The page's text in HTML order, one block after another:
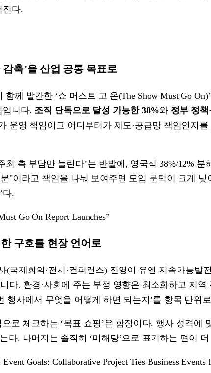
진다.
축’을 산업 공통 목표로
함께 발간한 ‘쇼 머스트 고 온(The Show Must Go
입니다. 조직 단독으로 달성 가능한 38%와 정부 정책
운영 책임이고 어디부터가 제도·공급망 책임인지
측 부담만 늘린다"는 반발에, 영국식 38%/12%
"이라고 책임을 나눠 보여주면 도입 문턱이 크게 낮
다.
Go On Report Launches”
구호를 현장 언어로
국제회의·전시·컨퍼런스) 진영이 유엔 지속가능발
다. 환경·사회에 주는 부정 영향은 최소화하고 지
행사에서 무엇을 어떻게 하면 되는지’를 항목 단위
로 체크하는 ‘목표 쇼핑’은 함정이다. 행사 성격에
다. 나머지는 솔직히 ‘미해당’으로 표기하는 편이
Goals: Collaborative Project Ties Business Events